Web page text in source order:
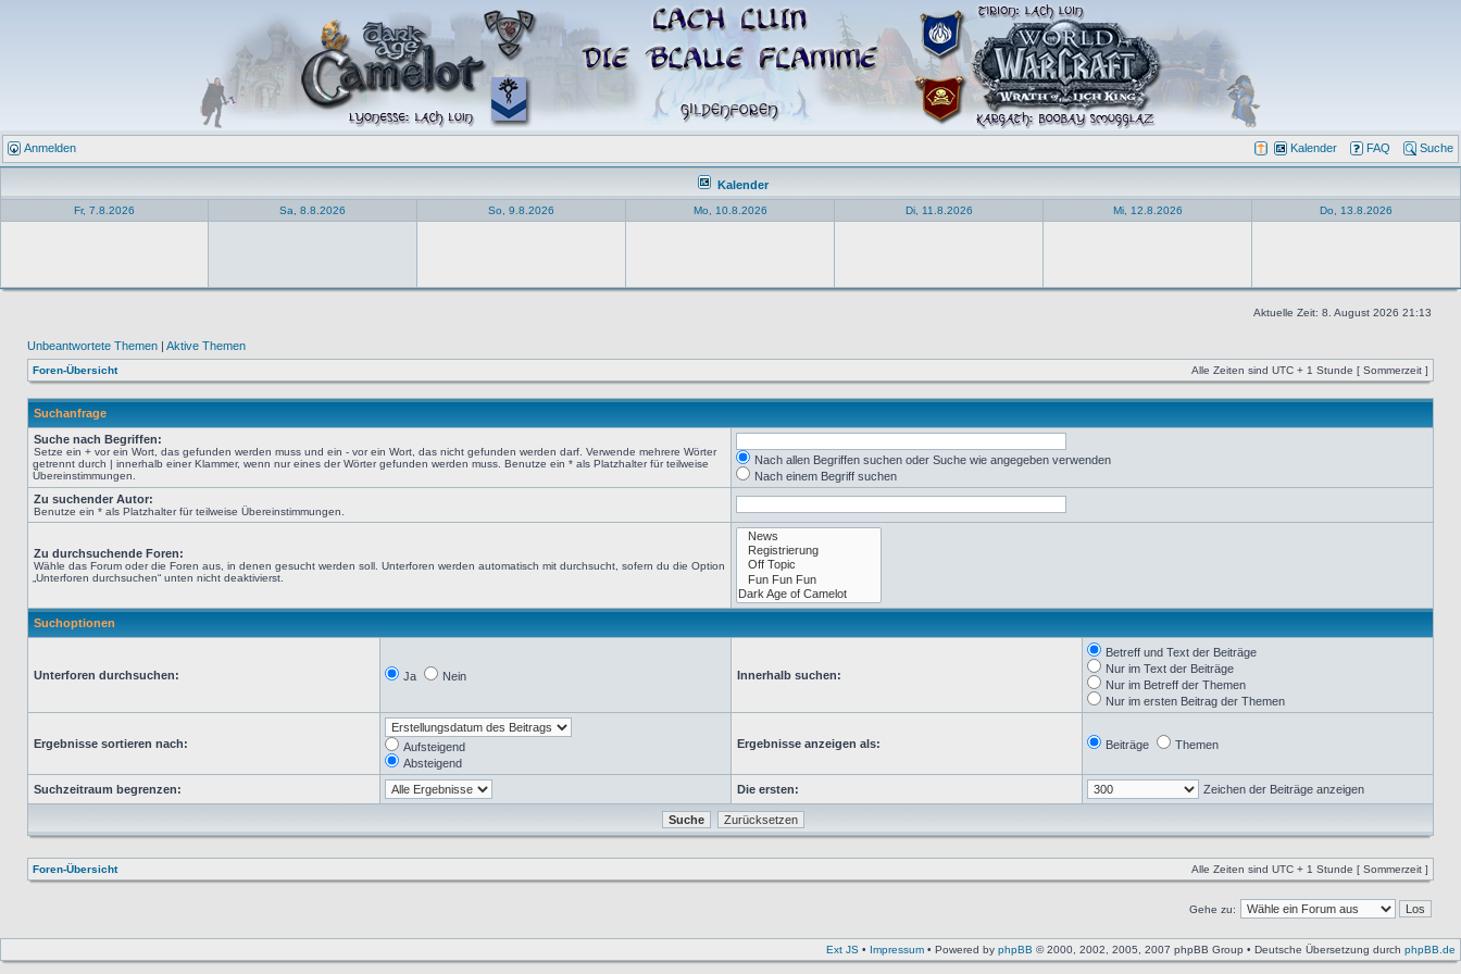
Anmelden Kalender FAQ Suche
Kalender
Fr, 7.8.2026 Sa, 8.8.2026 So, 9.8.2026 Mo, 10.8.2026 Di, 11.8.2026 Mi, 12.8.2026 Do, 13.8.2026
Aktuelle Zeit: 8. August 2026 21:13
Unbeantwortete Themen | Aktive Themen
Foren-Übersicht Alle Zeiten sind UTC + 1 Stunde [ Sommerzeit ]
Suchanfrage
Suche nach Begriffen:
Setze ein + vor ein Wort, das gefunden werden muss und ein - vor ein Wort, das nicht gefunden werden darf. Verwende mehrere Wörter
getrennt durch | innerhalb einer Klammer, wenn nur eines der Wörter gefunden werden muss. Benutze ein * als Platzhalter für teilweise
Übereinstimmungen.
Nach allen Begriffen suchen oder Suche wie angegeben verwenden
Nach einem Begriff suchen
Zu suchender Autor:
Benutze ein * als Platzhalter für teilweise Übereinstimmungen.
Zu durchsuchende Foren:
Wähle das Forum oder die Foren aus, in denen gesucht werden soll. Unterforen werden automatisch mit durchsucht, sofern du die Option
„Unterforen durchsuchen“ unten nicht deaktivierst.
Suchoptionen
Unterforen durchsuchen: Ja Nein Innerhalb suchen:
Betreff und Text der Beiträge
Nur im Text der Beiträge
Nur im Betreff der Themen
Nur im ersten Beitrag der Themen
Ergebnisse sortieren nach:
Aufsteigend
Absteigend
Ergebnisse anzeigen als: Beiträge Themen
Suchzeitraum begrenzen: Die ersten: Zeichen der Beiträge anzeigen
Foren-Übersicht Alle Zeiten sind UTC + 1 Stunde [ Sommerzeit ]
Gehe zu:
Ext JS • Impressum • Powered by phpBB © 2000, 2002, 2005, 2007 phpBB Group • Deutsche Übersetzung durch phpBB.de